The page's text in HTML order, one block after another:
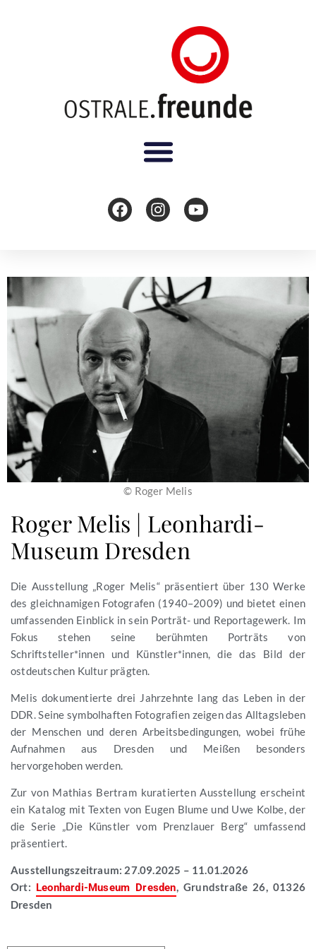
© Roger Melis
Roger Melis | Leonhardi-
Museum Dresden
Die Ausstellung „Roger Melis“ präsentiert über 130 Werke
des gleichnamigen Fotografen (1940–2009) und bietet einen
umfassenden Einblick in sein Porträt- und Reportagewerk. Im
Fokus stehen seine berühmten Porträts von
Schriftsteller*innen und Künstler*innen, die das Bild der
ostdeutschen Kultur prägten.
Melis dokumentierte drei Jahrzehnte lang das Leben in der
DDR. Seine symbolhaften Fotografien zeigen das Alltagsleben
der Menschen und deren Arbeitsbedingungen, wobei frühe
Aufnahmen aus Dresden und Meißen besonders
hervorgehoben werden.
Zur von Mathias Bertram kuratierten Ausstellung erscheint
ein Katalog mit Texten von Eugen Blume und Uwe Kolbe, der
die Serie „Die Künstler vom Prenzlauer Berg“ umfassend
präsentiert.
Ausstellungszeitraum: 27.09.2025 – 11.01.2026
Ort: Leonhardi-Museum Dresden, Grundstraße 26, 01326
Dresden